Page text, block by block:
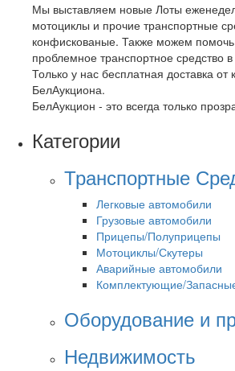
Мы выставляем новые Лоты
мотоциклы и прочие транспортные
конфискованые. Также можем
проблемное транспортное средство
Только у нас бесплатная доставка
БелАукциона.
БелАукцион - это всегда только
Категории
Транспортные
Легковые автомобили
Грузовые автомобили
Прицепы/Полуприцепы
Мотоциклы/Скутеры
Аварийные автомобили
Комплектующие/
Оборудование и
Недвижимость